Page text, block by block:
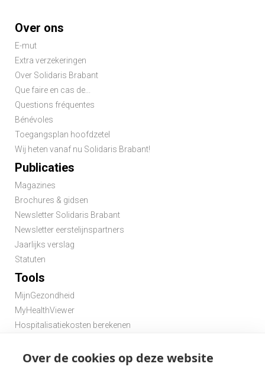
Over de cookies op deze website
Footer
menu
Over ons
E-mut
Extra verzekeringen
Over Solidaris Brabant
Que faire en cas de...
Questions fréquentes
Bénévoles
Toegangsplan hoofdzetel
Wij heten vanaf nu Solidaris Brabant!
Publicaties
Magazines
Brochures & gidsen
Newsletter Solidaris Brabant
Newsletter eerstelijnspartners
Jaarlijks verslag
Statuten
Tools
MijnGezondheid
MyHealthViewer
Hospitalisatiekosten berekenen
Zoek een apotheek in de buurt